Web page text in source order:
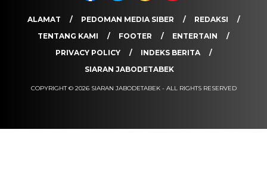
ALAMAT PEDOMAN MEDIA SIBER
REDAKSI
TENTANG KAMI
FOOTER
ENTERTAIN
PRIVACY POLICY
INDEKS BERITA
SIARAN JABODETABEK
COPYRIGHT © 2026 SIARAN JABODETABEK - ALL RIGHTS RESERVED